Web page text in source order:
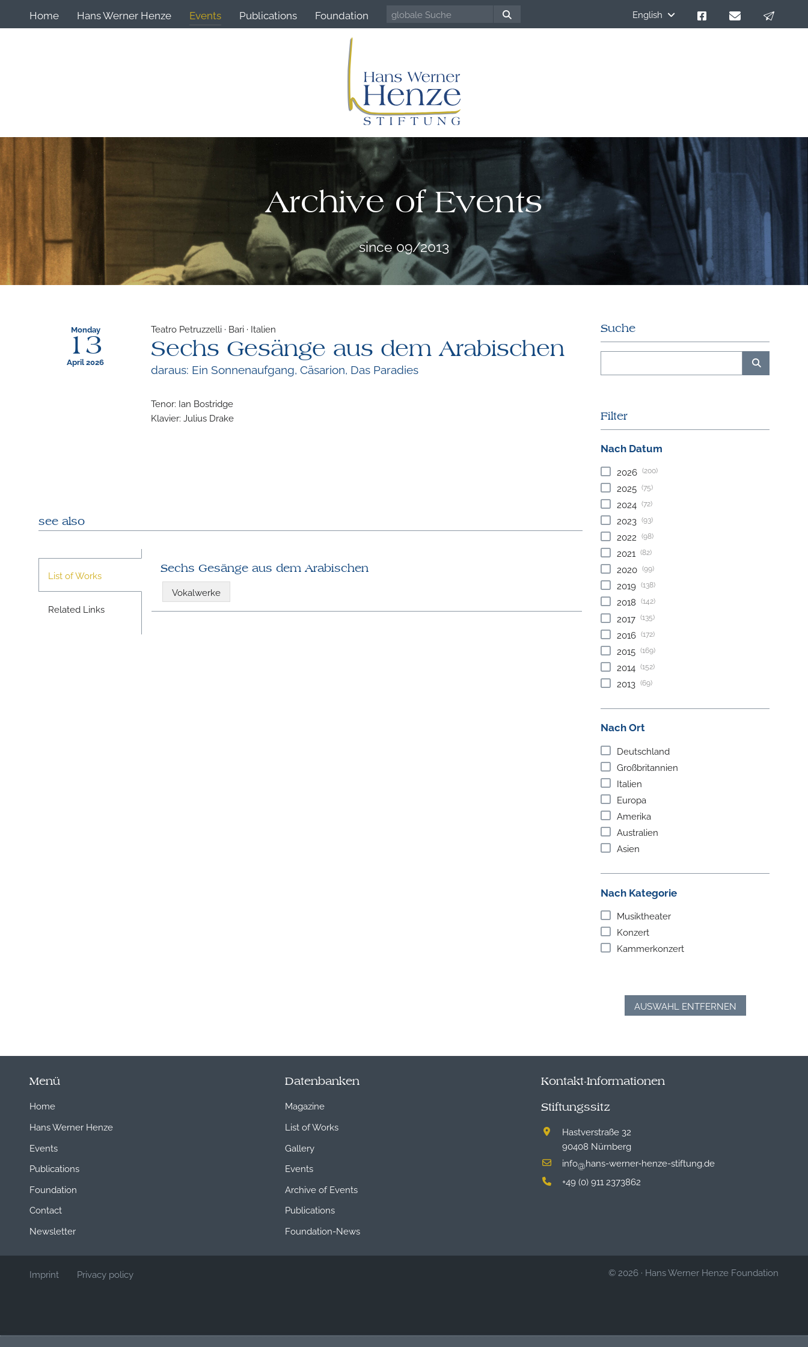
Home Hans Werner Henze Events Publications Foundation English
Archive of Events
since 09/2013
Monday
13
April 2026
Teatro Petruzzelli · Bari · Italien
Sechs Gesänge aus dem Arabischen
daraus: Ein Sonnenaufgang, Cäsarion, Das Paradies
Tenor: Ian Bostridge
Klavier: Julius Drake
see also
List of Works
Related Links
Sechs Gesänge aus dem Arabischen
Vokalwerke
Suche
Filter
Nach Datum
2026 (200)
2025 (75)
2024 (72)
2023 (93)
2022 (98)
2021 (82)
2020 (99)
2019 (138)
2018 (142)
2017 (135)
2016 (172)
2015 (169)
2014 (152)
2013 (69)
Nach Ort
Deutschland
Großbritannien
Italien
Europa
Amerika
Australien
Asien
Nach Kategorie
Musiktheater
Konzert
Kammerkonzert
AUSWAHL ENTFERNEN
Menü
Home
Hans Werner Henze
Events
Publications
Foundation
Contact
Newsletter
Datenbanken
Magazine
List of Works
Gallery
Events
Archive of Events
Publications
Foundation-News
Kontakt-Informationen
Stiftungssitz
Hastverstraße 32
90408 Nürnberg
info@hans-werner-henze-stiftung.de
+49 (0) 911 2373862
Imprint Privacy policy © 2026 · Hans Werner Henze Foundation